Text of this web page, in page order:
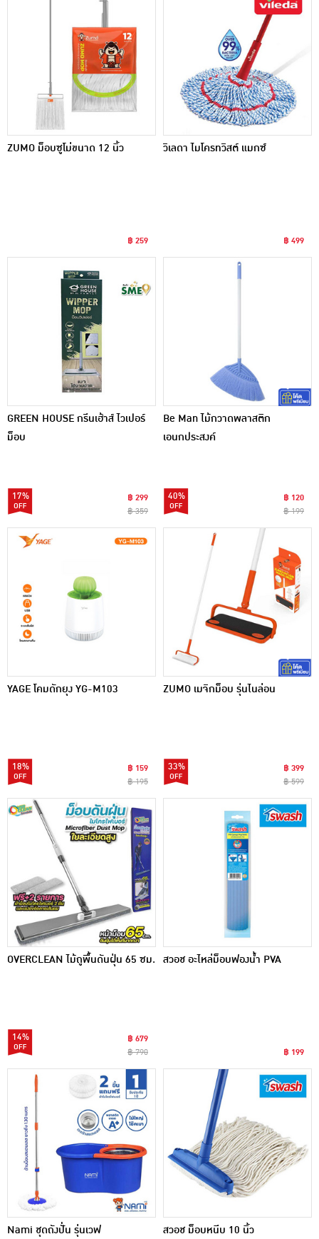
ZUMO ม็อบซูโม่ขนาด 12 นิ้ว
฿ 259
วิเลดา ไมโครทวิสต์ แมกซ์
฿ 499
GREEN HOUSE กรีนเฮ้าส์ ไวเปอร์
ม็อบ
17%
฿ 299
฿ 359
Be Man ไม้กวาดพลาสติก
เอนกประสงค์
40%
฿ 120
฿ 199
YAGE โคมดักยุง YG-M103
18%
฿ 159
฿ 195
ZUMO เมจิกม็อบ รุ่นไนล่อน
33%
฿ 399
฿ 599
OVERCLEAN ไม้ถูพื้นดันฝุ่น 65 ซม.
14%
฿ 679
฿ 790
สวอช อะไหล่ม็อบฟองน้ำ PVA
฿ 199
Nami ชุดถังปั่น รุ่นเวฟ สวอช ม็อบหนีบ 10 นิ้ว